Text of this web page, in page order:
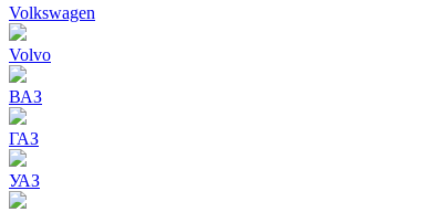
Volkswagen
Volvo
ВАЗ
ГАЗ
УАЗ